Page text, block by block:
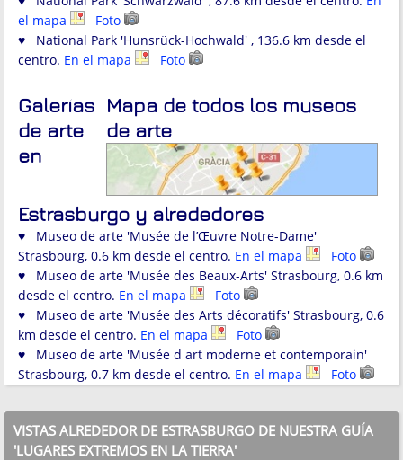
el mapa
Foto
♥ National Park 'Hunsrück-Hochwald' , 136.6 km desde el
centro. En el mapa Foto
Mapa de todos los museos
de arte
Galerías
de arte
en
Estrasburgo y alrededores
♥ Museo de arte 'Musée de l’Œuvre Notre-Dame'
Strasbourg, 0.6 km desde el centro. En el mapa
Foto
♥ Museo de arte 'Musée des Beaux-Arts' Strasbourg, 0.6 km
desde el centro. En el mapa
Foto
♥ Museo de arte 'Musée des Arts décoratifs' Strasbourg, 0.6
km desde el centro. En el mapa
Foto
♥ Museo de arte 'Musée d art moderne et contemporain'
Strasbourg, 0.7 km desde el centro. En el mapa Foto
VISTAS ALREDEDOR DE ESTRASBURGO DE NUESTRA GUÍA
'LUGARES EXTREMOS EN LA TIERRA'